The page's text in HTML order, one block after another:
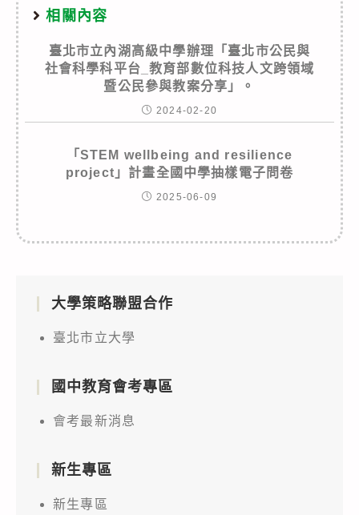
相關內容
臺北市立內湖高級中學辦理「臺北市公民與
社會科學科平台_教育部數位科技人文跨領域
暨公民參與教案分享」。
2024-02-20
「STEM wellbeing and resilience
project」計畫全國中學抽樣電子問卷
2025-06-09
大學策略聯盟合作
臺北市立大學
國中教育會考專區
會考最新消息
新生專區
新生專區